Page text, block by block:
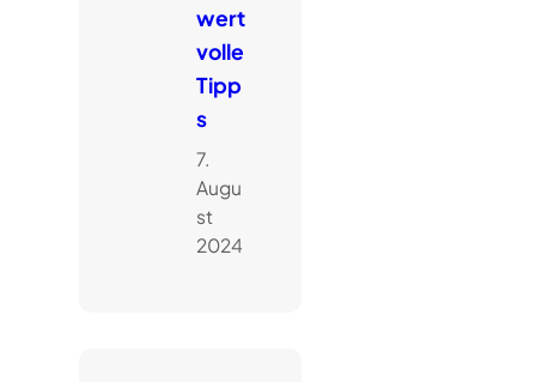
wert
volle
Tipp
s
7.
Augu
st
2024